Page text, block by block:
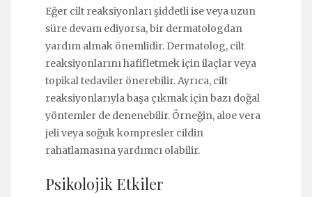
Eğer cilt reaksiyonları şiddetli ise veya uzun
süre devam ediyorsa, bir dermatologdan
yardım almak önemlidir. Dermatolog, cilt
reaksiyonlarını hafifletmek için ilaçlar veya
topikal tedaviler önerebilir. Ayrıca, cilt
reaksiyonlarıyla başa çıkmak için bazı doğal
yöntemler de denenebilir. Örneğin, aloe vera
jeli veya soğuk kompresler cildin
rahatlamasına yardımcı olabilir.
Psikolojik Etkiler